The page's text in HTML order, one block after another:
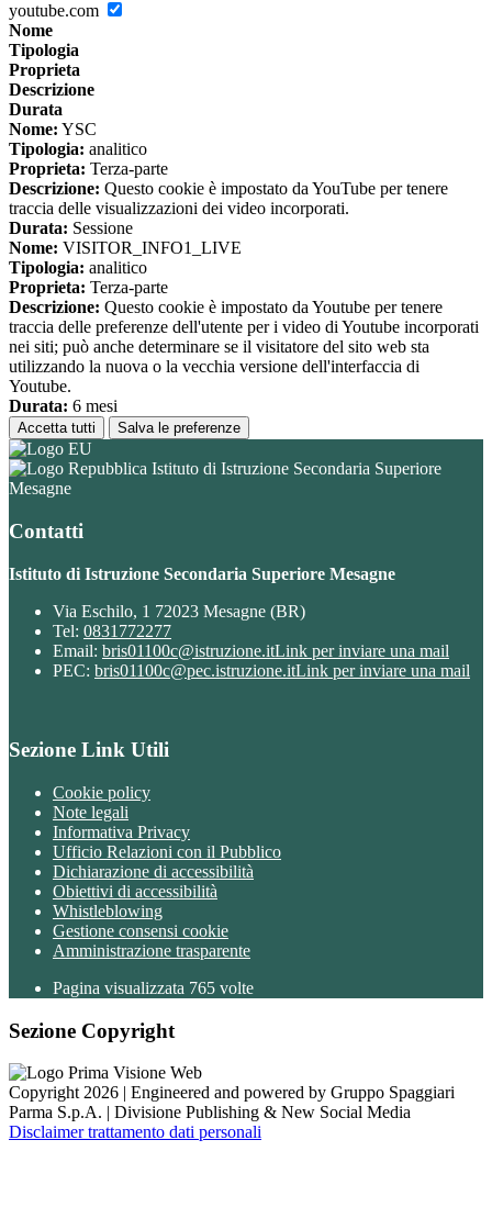
youtube.com
Nome
Tipologia
Proprieta
Descrizione
Durata
Nome: YSC
Tipologia: analitico
Proprieta: Terza-parte
Descrizione: Questo cookie è impostato da YouTube per tenere
traccia delle visualizzazioni dei video incorporati.
Durata: Sessione
Nome: VISITOR_INFO1_LIVE
Tipologia: analitico
Proprieta: Terza-parte
Descrizione: Questo cookie è impostato da Youtube per tenere
traccia delle preferenze dell'utente per i video di Youtube incorporati
nei siti; può anche determinare se il visitatore del sito web sta
utilizzando la nuova o la vecchia versione dell'interfaccia di
Youtube.
Durata: 6 mesi
Accetta tutti Salva le preferenze
Istituto di Istruzione Secondaria Superiore
Mesagne
Contatti
Istituto di Istruzione Secondaria Superiore Mesagne
Via Eschilo, 1 72023 Mesagne (BR)
Tel: 0831772277
Email: bris01100c@istruzione.itLink per inviare una mail
PEC: bris01100c@pec.istruzione.itLink per inviare una mail
Sezione Link Utili
Cookie policy
Note legali
Informativa Privacy
Ufficio Relazioni con il Pubblico
Dichiarazione di accessibilità
Obiettivi di accessibilità
Whistleblowing
Gestione consensi cookie
Amministrazione trasparente
Pagina visualizzata 765 volte
Sezione Copyright
Copyright 2026 | Engineered and powered by Gruppo Spaggiari
Parma S.p.A. | Divisione Publishing & New Social Media
Disclaimer trattamento dati personali